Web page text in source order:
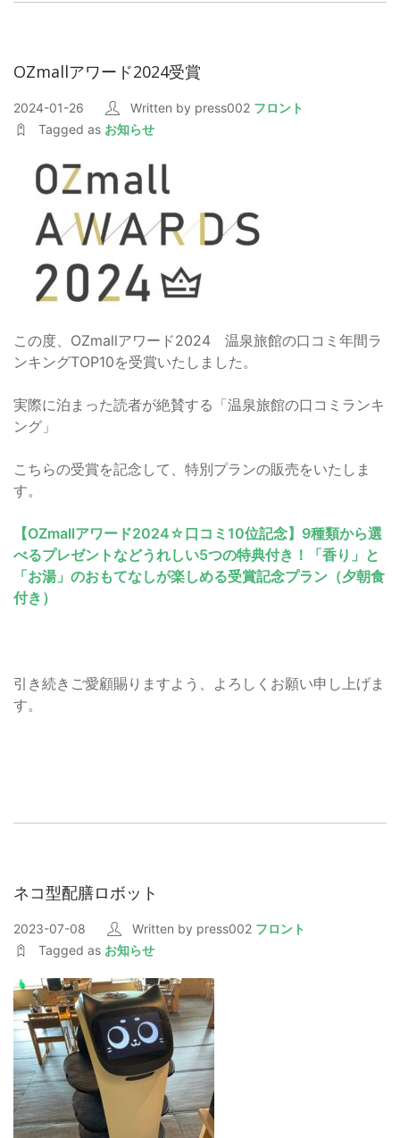
OZmallアワード2024受賞
2024-01-26 Written by press002 フロント
Tagged as お知らせ
この度、OZmallアワード2024 温泉旅館の口コミ年間ラ
ンキングTOP10を受賞いたしました。
実際に泊まった読者が絶賛する「温泉旅館の口コミランキ
ング」
こちらの受賞を記念して、特別プランの販売をいたしま
す。
【OZmallアワード2024☆口コミ10位記念】9種類から選
べるプレゼントなどうれしい5つの特典付き！「香り」と
「お湯」のおもてなしが楽しめる受賞記念プラン（夕朝食
付き）
引き続きご愛顧賜りますよう、よろしくお願い申し上げま
す。
ネコ型配膳ロボット
2023-07-08 Written by press002 フロント
Tagged as お知らせ